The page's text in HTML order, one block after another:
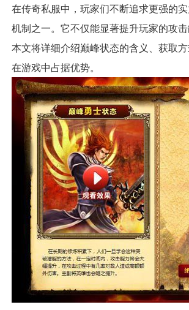
在传奇私服中，玩家们不断追求更强的
机制之一。它不仅能显著提升玩家的攻
本文将详细介绍巅峰状态的含义、获取
在游戏中占据优势。